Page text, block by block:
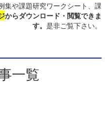
集や課題研究ワークシート、課
からダウンロード・閲覧できま
す。 是非ご覧下さい。
一覧